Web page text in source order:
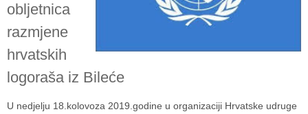
obljetnica
razmjene
hrvatskih
logoraša iz Bileće
U nedjelju 18.kolovoza 2019.godine u organizaciji Hrvatske udruge